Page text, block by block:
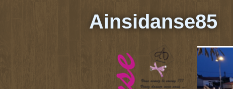
Ainsidanse85